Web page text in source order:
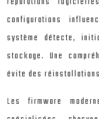
configurations
système détecte,
stockage. Une
évite des
Les firmware